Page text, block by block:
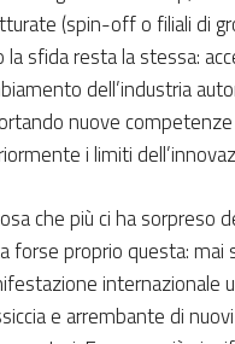
(spin-off o filiali di
la sfida resta la stessa:
dell’industria
nuove
i limiti
che più ci ha sorpreso
forse proprio questa: mai
internazionale
e arrembante di